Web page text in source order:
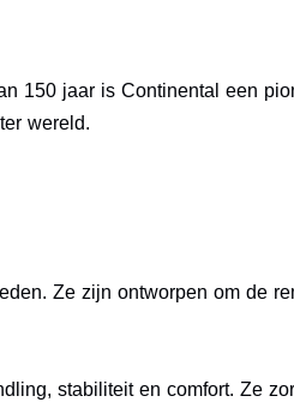
150 jaar is Continental een
wereld.
Ze zijn ontworpen om de
stabiliteit en comfort. Ze